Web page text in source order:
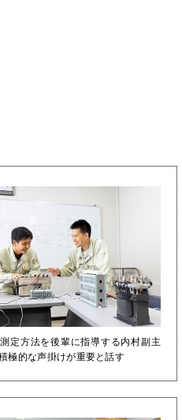
定方法を後輩に指導する内村副主
極的な声掛けが重要と話す